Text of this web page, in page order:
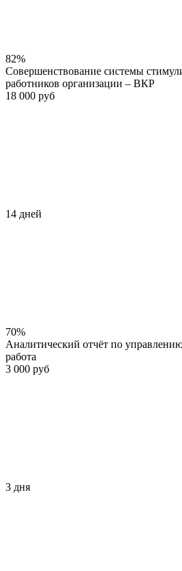
82%
Совершенствование системы
работников организации – ВКР
18 000 руб
14 дней
70%
Аналитический отчёт по
работа
3 000 руб
3 дня